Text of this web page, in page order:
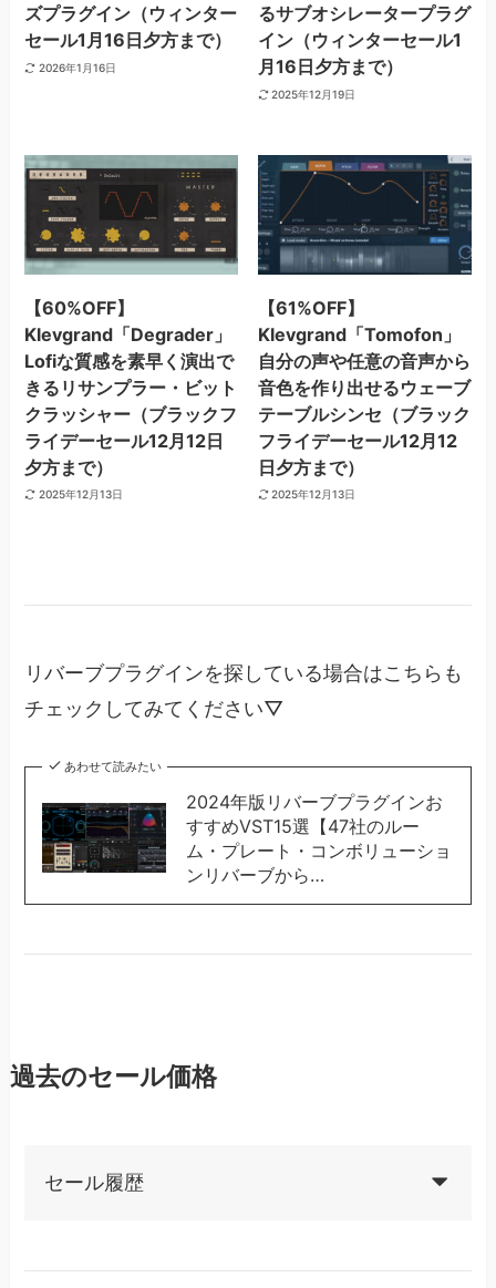
ズプラグイン（ウィンター
セール1月16日夕方まで）
2026年1月16日
るサブオシレータープラグ
イン（ウィンターセール1
月16日夕方まで）
2025年12月19日
【60%OFF】
Klevgrand「Degrader」
Lofiな質感を素早く演出で
きるリサンプラー・ビット
クラッシャー（ブラックフ
ライデーセール12月12日
夕方まで）
2025年12月13日
【61%OFF】
Klevgrand「Tomofon」
自分の声や任意の音声から
音色を作り出せるウェーブ
テーブルシンセ（ブラック
フライデーセール12月12
日夕方まで）
2025年12月13日
リバーブプラグインを探している場合はこちらも
チェックしてみてください▽
あわせて読みたい
2024年版リバーブプラグインお
すすめVST15選【47社のルー
ム・プレート・コンボリューショ
ンリバーブから…
過去のセール価格
セール履歴